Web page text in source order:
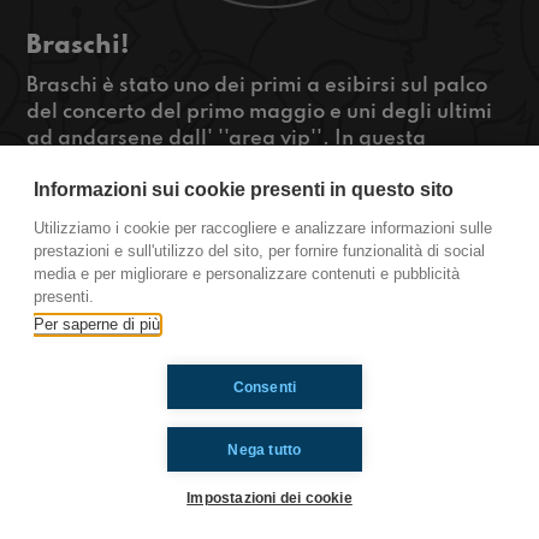
Braschi!
Braschi è stato uno dei primi a esibirsi sul palco
del concerto del primo maggio e uni degli ultimi
ad andarsene dall' ''area vip''. In questa
avrebbe fatto se non fosse diventato un cantante
! ;) Da non perdereeee!!
#OkkinSu www.radioimmaginaria.it
Roma
Ti è piaciuto? Condividilo!
Informazioni sui cookie presenti in questo sito
Utilizziamo i cookie per raccogliere e analizzare informazioni sulle
prestazioni e sull'utilizzo del sito, per fornire funzionalità di social
media e per migliorare e personalizzare contenuti e pubblicità
presenti.
Per saperne di più
Nega tutto
Consenti
Impostazioni dei cookie